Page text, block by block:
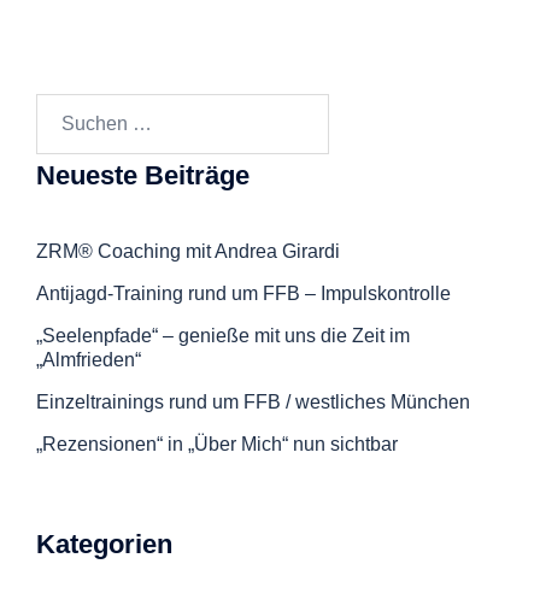
Neueste Beiträge
ZRM® Coaching mit Andrea Girardi
Antijagd-Training rund um FFB – Impulskontrolle
„Seelenpfade“ – genieße mit uns die Zeit im
„Almfrieden“
Einzeltrainings rund um FFB / westliches München
„Rezensionen“ in „Über Mich“ nun sichtbar
Kategorien